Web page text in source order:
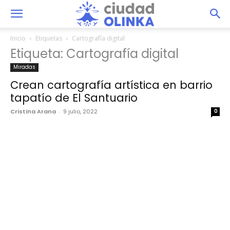
Inicio Etiquetas Cartografía digital
Etiqueta: Cartografía digital
Miradas
Crean cartografía artística en barrio
tapatío de El Santuario
Cristina Arana - 9 julio, 2022 0